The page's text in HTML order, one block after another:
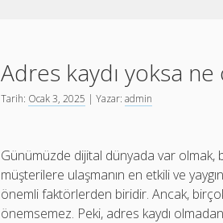
Adres kaydı yoksa
Tarih: Ocak 3, 2025 | Yazar:admin
Günümüzde dijital dünyada var olmak,
müşterilere ulaşmanın en etkili ve
önemli faktörlerden biridir. Ancak,
önemsemez. Peki, adres kaydı